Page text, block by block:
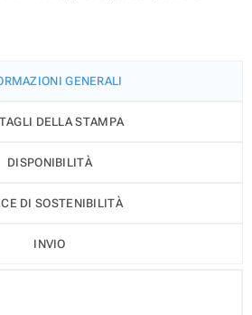
GENERALI
DELLA STAMPA
DISPONIBILITÀ
DI SOSTENIBILITÀ
INVIO